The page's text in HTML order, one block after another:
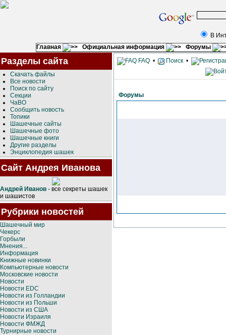
В
Главная
Официальная информация Форумы
Разделы сайта
Скачать файлы
Все новости
Поиск по сайту
Секции
ЧаВО
Сообщить новость
Топики
Шашечные сайты
Шашечные фото
Шашечные книги
Другие разделы
Энциклопедия шашек
Сайт Андрея Иванова
Андрей Иванов - все секреты шашек
и шашистов
Рубрики новостей
Шашечный мир
Чекерс
Горбыли
Мнения...
Информация
Книжные новинки
Компьютерные новости
Московские новости
Новости
Новости EDC
Новости из Голландии
Новости из Польши
Новости из США
Новости Израиля
Новости ФМЖД
Турнирные новости
FAQ • Поиск •
Форумы